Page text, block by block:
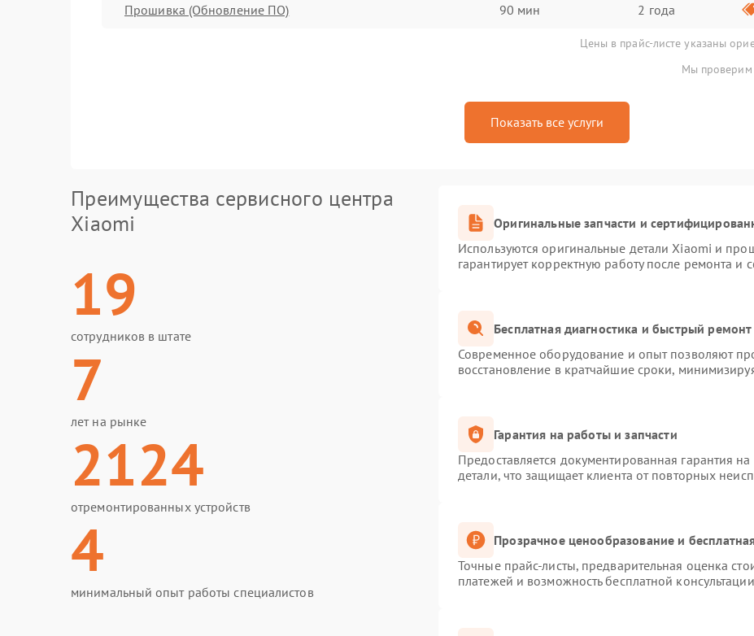
Прошивка (Обновление ПО) 90 мин 2 года
Цены в прайс-листе указаны
Мы проверим
Показать все услуги
Преимущества сервисного центра
Xiaomi
19
сотрудников в штате
7
лет на рынке
2124
отремонтированных устройств
4
минимальный опыт работы специалистов
Оригинальные запчасти и
Используются оригинальные детали Xiaomi и
гарантирует корректную работу после ремонта и
Бесплатная диагностика и быстрый ремонт
Современное оборудование и опыт позволяют
восстановление в кратчайшие сроки,
Гарантия на работы и запчасти
Предоставляется документированная гарантия
детали, что защищает клиента от повторных
Прозрачное ценообразование и
Точные прайс-листы, предварительная оценка
платежей и возможность бесплатной